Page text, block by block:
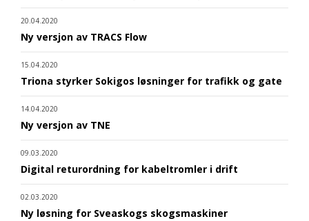
20.04.2020
Ny versjon av TRACS Flow
15.04.2020
Triona styrker Sokigos løsninger for trafikk og gate
14.04.2020
Ny versjon av TNE
09.03.2020
Digital returordning for kabeltromler i drift
02.03.2020
Ny løsning for Sveaskogs skogsmaskiner